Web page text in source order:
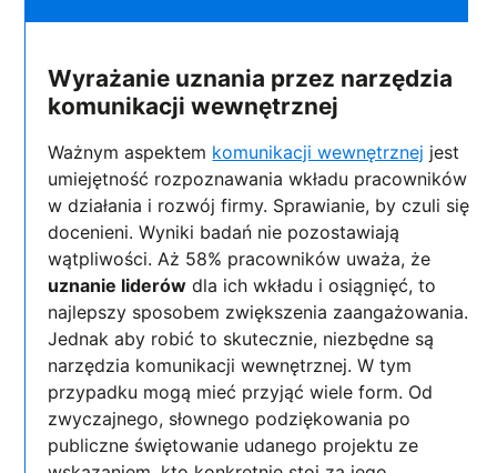
Wyrażanie uznania przez narzędzia
komunikacji wewnętrznej
Ważnym aspektem komunikacji wewnętrznej jest
umiejętność rozpoznawania wkładu pracowników
w działania i rozwój firmy. Sprawianie, by czuli się
docenieni. Wyniki badań nie pozostawiają
wątpliwości. Aż 58% pracowników uważa, że
uznanie liderów dla ich wkładu i osiągnięć, to
najlepszy sposobem zwiększenia zaangażowania.
Jednak aby robić to skutecznie, niezbędne są
narzędzia komunikacji wewnętrznej. W tym
przypadku mogą mieć przyjąć wiele form. Od
zwyczajnego, słownego podziękowania po
publiczne świętowanie udanego projektu ze